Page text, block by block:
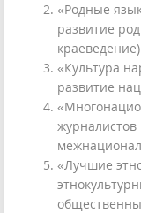
«Родные
развитие
«Культура
развитие
«Лучшие